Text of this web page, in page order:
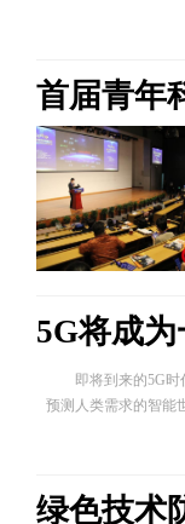
首届青年
5G将成
即将到来的5G时
预测人类需求的智能
绿色技术